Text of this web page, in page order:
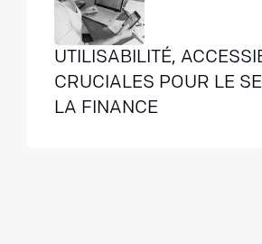
UTILISABILITÉ,
CRUCIALES POUR LE
LA FINANCE